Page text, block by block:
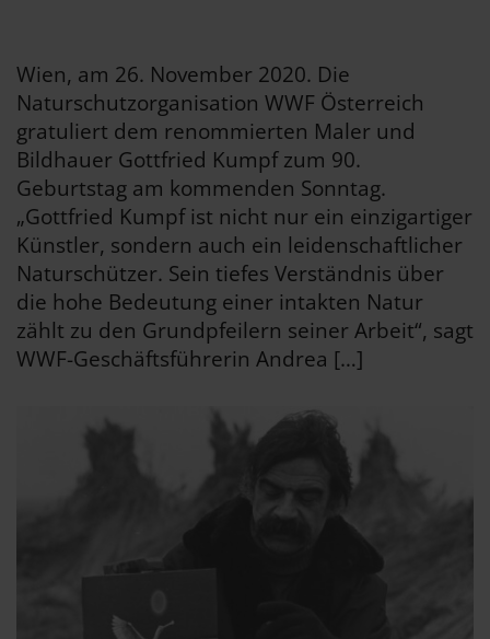
Wien, am 26. November 2020. Die
Naturschutzorganisation WWF Österreich
gratuliert dem renommierten Maler und
Bildhauer Gottfried Kumpf zum 90.
Geburtstag am kommenden Sonntag.
„Gottfried Kumpf ist nicht nur ein einzigartiger
Künstler, sondern auch ein leidenschaftlicher
Naturschützer. Sein tiefes Verständnis über
die hohe Bedeutung einer intakten Natur
zählt zu den Grundpfeilern seiner Arbeit“, sagt
WWF-Geschäftsführerin Andrea […]